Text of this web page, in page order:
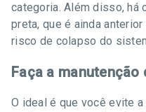
categoria. Além disso, há
preta, que é ainda
risco de colapso do
Faça a manutenção
O ideal é que você evite